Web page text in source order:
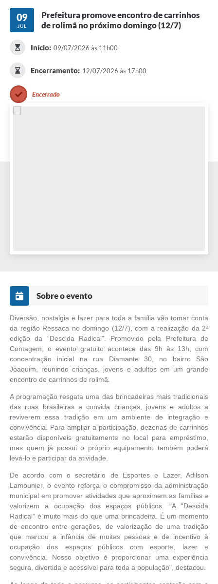
09
JUL
Prefeitura promove encontro de carrinhos
de rolimã no próximo domingo (12/7)
Início: 09/07/2026 às 11h00
Encerramento: 12/07/2026 às 17h00
Encerrado
Sobre o evento
Diversão, nostalgia e lazer para toda a família vão tomar conta
da região Ressaca no domingo (12/7), com a realização da 2ª
edição da “Descida Radical”. Promovido pela Prefeitura de
Contagem, o evento gratuito acontece das 9h às 13h, com
concentração inicial na rua Diamante 30, no bairro São
Joaquim, reunindo crianças, jovens e adultos em um grande
encontro de carrinhos de rolimã.
A programação resgata uma das brincadeiras mais tradicionais
das ruas brasileiras e convida crianças, jovens e adultos a
reviverem essa tradição em um ambiente de integração e
convivência. Para ampliar a participação, dezenas de carrinhos
estarão disponíveis gratuitamente no local para empréstimo,
mas quem já possui o próprio equipamento também poderá
levá-lo e participar da atividade.
De acordo com o secretário de Esportes e Lazer, Adilson
Lamounier, o evento reforça o compromisso da administração
municipal em promover atividades que aproximem as famílias e
valorizem a ocupação dos espaços públicos. "A “Descida
Radical” é muito mais do que uma brincadeira. É um momento
de encontro entre gerações, de valorização de uma tradição
que marcou a infância de muitas pessoas e de incentivo à
ocupação dos espaços públicos com esporte, lazer e
convivência. Nosso objetivo é proporcionar uma experiência
segura, divertida e acessível para toda a população", destacou.